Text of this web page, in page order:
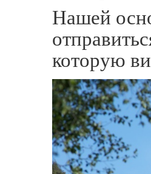
Нашей
которую